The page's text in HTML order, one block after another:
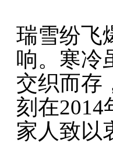
瑞雪纷飞
响。寒冷
交织而存
刻在2014
家人致以